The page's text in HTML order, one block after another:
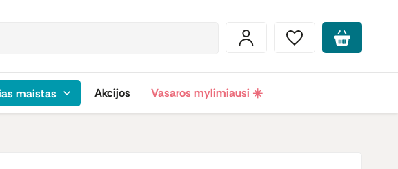
maistas Akcijos Vasaros mylimiausi ☀️